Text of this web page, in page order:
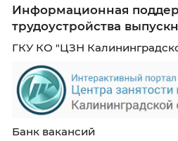
Конструктор резюме:
gderabota.ru/
Полезные материалы:
gderabota.ru/статьи/